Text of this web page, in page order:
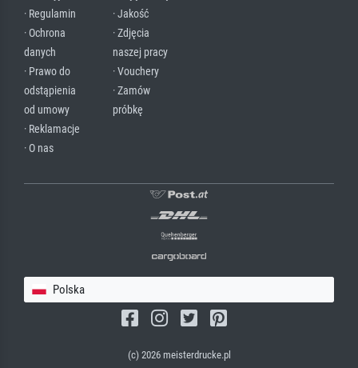
· Regulamin
· Ochrona
danych
· Prawo do
odstąpienia
od umowy
· Reklamacje
· O nas
· Jakość
· Zdjęcia
naszej pracy
· Vouchery
· Zamów
próbkę
Polska
(c) 2026 meisterdrucke.pl